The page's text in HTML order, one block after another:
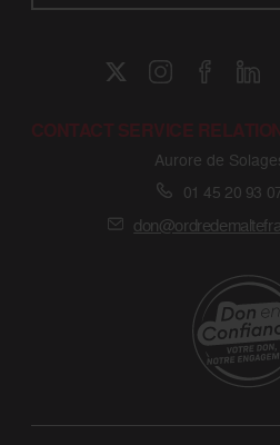
CONTACT SERVICE
Aurore de
01 45 20 93